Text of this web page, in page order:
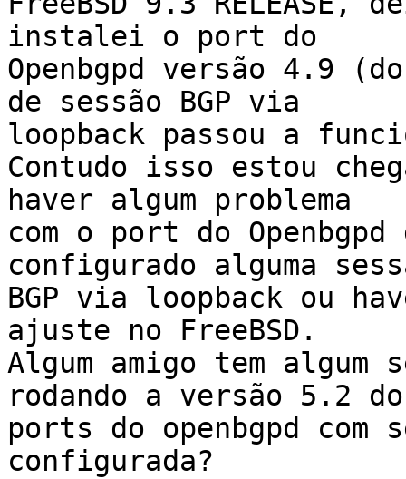
instalei o port do
Openbgpd versão 4.9
de sessão BGP via
loopback passou a
Contudo isso estou
haver algum problema
com o port do
configurado alguma
BGP via loopback ou
ajuste no FreeBSD.
Algum amigo tem algum
rodando a versão 5.2
ports do openbgpd com
configurada?